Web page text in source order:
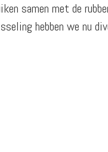
samen met de
hebben we nu